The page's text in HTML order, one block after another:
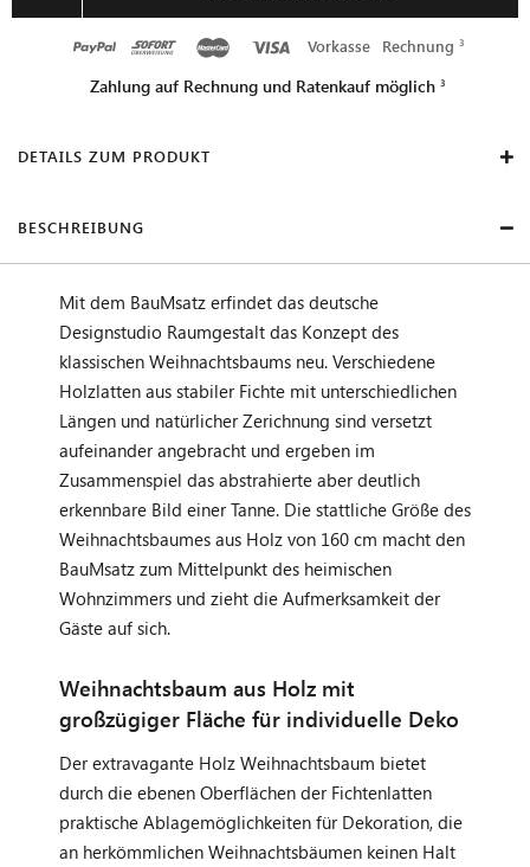
Vorkasse Rechnung
Zahlung auf Rechnung und Ratenkauf möglich
DETAILS ZUM PRODUKT
BESCHREIBUNG
Mit dem BauMsatz erfindet das deutsche
Designstudio Raumgestalt das Konzept des
klassischen Weihnachtsbaums neu. Verschiedene
Holzlatten aus stabiler Fichte mit unterschiedlichen
Längen und natürlicher Zerichnung sind versetzt
aufeinander angebracht und ergeben im
Zusammenspiel das abstrahierte aber deutlich
erkennbare Bild einer Tanne. Die stattliche Größe des
Weihnachtsbaumes aus Holz von 160 cm macht den
BauMsatz zum Mittelpunkt des heimischen
Wohnzimmers und zieht die Aufmerksamkeit der
Gäste auf sich.
Weihnachtsbaum aus Holz mit
großzügiger Fläche für individuelle Deko
Der extravagante Holz Weihnachtsbaum bietet
durch die ebenen Oberflächen der Fichtenlatten
praktische Ablagemöglichkeiten für Dekoration, die
an herkömmlichen Weihnachtsbäumen keinen Halt